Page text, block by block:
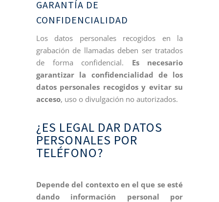
GARANTÍA DE
CONFIDENCIALIDAD
Los datos personales recogidos en la
grabación de llamadas deben ser tratados
de forma confidencial. Es necesario
garantizar la confidencialidad de los
datos personales recogidos y evitar su
acceso, uso o divulgación no autorizados.
¿ES LEGAL DAR DATOS
PERSONALES POR
TELÉFONO?
Depende del contexto en el que se esté
dando información personal por